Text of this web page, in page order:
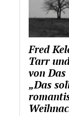
Fred
Tarr
von
„Das